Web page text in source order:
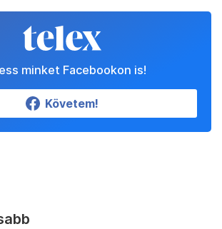
minket Facebookon is!
Követem!